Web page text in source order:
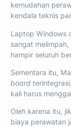
kemudahan
kendala teknis
Laptop Windows
sangat
hampir seluruh
Sementara itu,
board
kali harus
Oleh karena itu,
biaya perawatan